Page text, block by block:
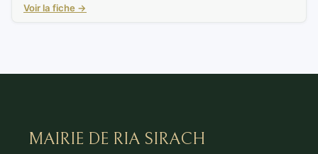
Voir la fiche →
MAIRIE DE RIA SIRACH